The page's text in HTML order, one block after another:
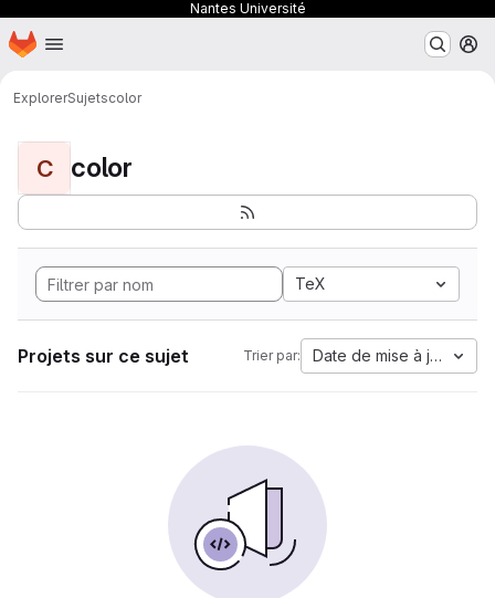
Nantes Université
Passer au contenu principal
Page d'accueil
ExplorerSujetscolor
C color
TeX
Projets sur ce sujet Trier par: Date de mise à jour